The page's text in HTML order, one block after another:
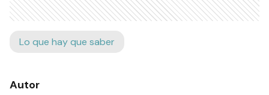
Lo que hay que saber
Autor